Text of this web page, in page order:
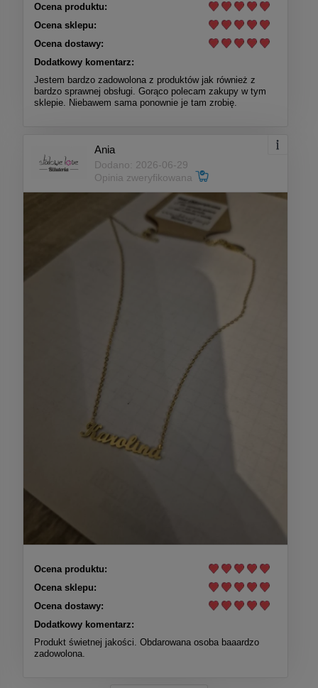
Ocena produktu:
Ocena sklepu:
Ocena dostawy:
Dodatkowy komentarz:
Jestem bardzo zadowolona z produktów jak również z
bardzo sprawnej obsługi. Gorąco polecam zakupy w tym
sklepie. Niebawem sama ponownie je tam zrobię.
Ania
Dodano: 2026-06-29
Opinia zweryfikowana
Ocena produktu:
Ocena sklepu:
Ocena dostawy:
Dodatkowy komentarz:
Produkt świetnej jakości. Obdarowana osoba baaardzo
zadowolona.